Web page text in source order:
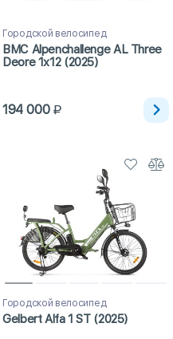
Городской велосипед
BMC Alpenchallenge AL Three
Deore 1x12 (2025)
194 000
Городской велосипед
Gelbert Alfa 1 ST (2025)